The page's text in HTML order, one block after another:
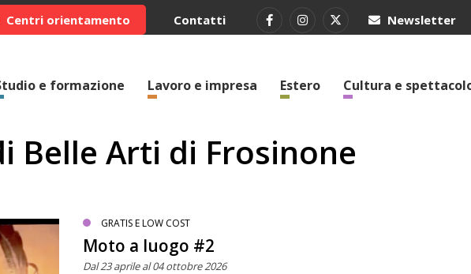
Centri orientamento Contatti Newsletter
e formazione Lavoro e impresa Estero Cultura e
Belle Arti di Frosinone
GRATIS E LOW COST
Moto a luogo #2
Dal 23 aprile al 04 ottobre 2026